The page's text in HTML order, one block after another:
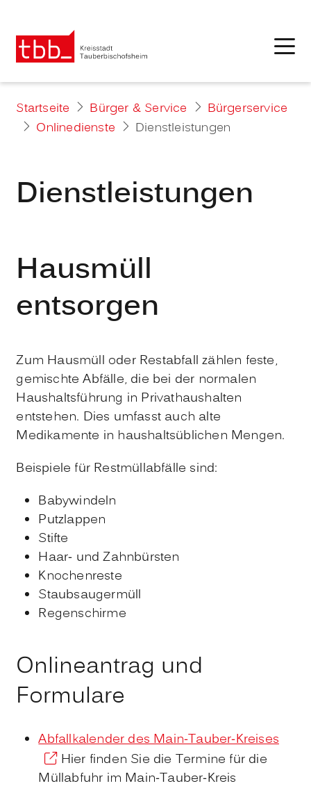
Startseite Bürger & Service
Bürgerservice
Onlinedienste
Dienstleistungen
Dienstleistungen
Hausmüll
entsorgen
Zum Hausmüll oder Restabfall zählen feste,
gemischte Abfälle, die bei der normalen
Haushaltsführung in Privathaushalten
entstehen. Dies umfasst auch alte
Medikamente in haushaltsüblichen Mengen.
Beispiele für Restmüllabfälle sind:
Babywindeln
Putzlappen
Stifte
Haar- und Zahnbürsten
Knochenreste
Staubsaugermüll
Regenschirme
Onlineantrag und
Formulare
Abfallkalender des Main-Tauber-Kreises
Hier finden Sie die Termine für die
Müllabfuhr im Main-Tauber-Kreis